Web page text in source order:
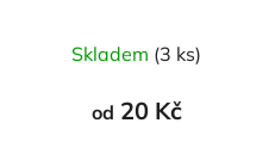
Skladem (3 ks)
od 20 Kč